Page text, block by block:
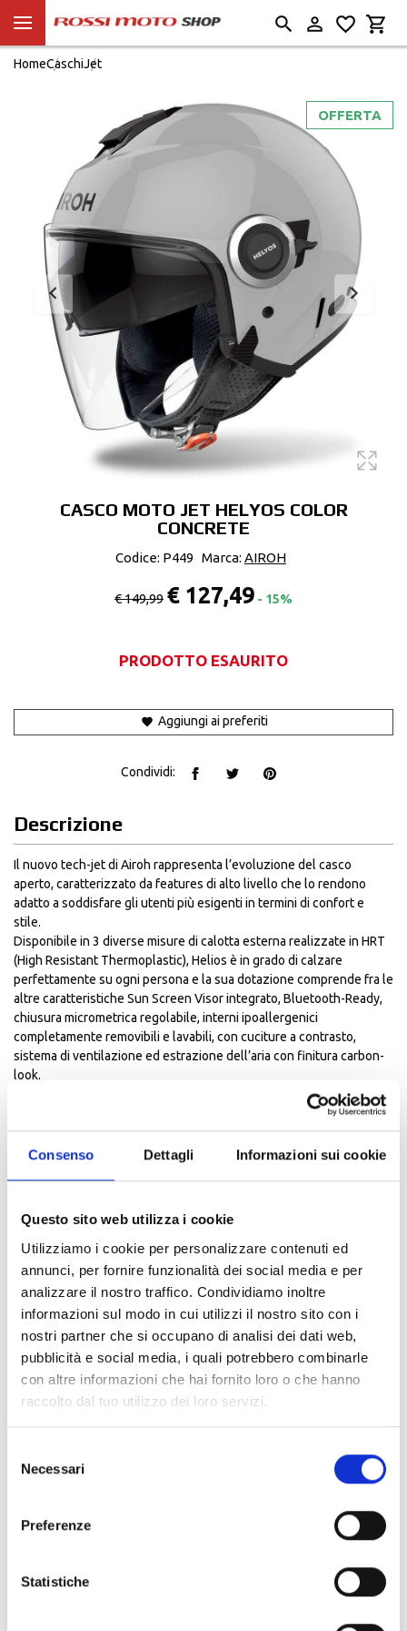
Consenso Dettagli Informazioni sui cookie
Questo sito web utilizza i cookie
Utilizziamo i cookie per personalizzare contenuti ed
annunci, per fornire funzionalità dei social media e per
analizzare il nostro traffico. Condividiamo inoltre
informazioni sul modo in cui utilizzi il nostro sito con i
nostri partner che si occupano di analisi dei dati web,
pubblicità e social media, i quali potrebbero combinarle
con altre informazioni che hai fornito loro o che hanno
raccolto dal tuo utilizzo dei loro servizi.
delNecessari
Preferenze
Statistiche
HomeCaschiJet
OFFERTA
CASCO MOTO JET HELYOS COLOR
CONCRETE
Codice: P449 Marca: AIROH
€ 149,99 € 127,49 - 15%
PRODOTTO ESAURITO
Aggiungi ai preferiti
Condividi:
Descrizione
Il nuovo tech-jet di Airoh rappresenta l’evoluzione del casco
aperto, caratterizzato da features di alto livello che lo rendono
adatto a soddisfare gli utenti più esigenti in termini di confort e
stile.
Disponibile in 3 diverse misure di calotta esterna realizzate in HRT
(High Resistant Thermoplastic), Helios è in grado di calzare
perfettamente su ogni persona e la sua dotazione comprende fra le
altre caratteristiche Sun Screen Visor integrato, Bluetooth-Ready,
chiusura micrometrica regolabile, interni ipoallergenici
completamente removibili e lavabili, con cuciture a contrasto,
sistema di ventilazione ed estrazione dell’aria con finitura carbon-
look.
Innovativo il Custom kit incluso della confezione che permette di
utilizzare Helios senza visiera, per un look modern classic.
Caratteristiche:
Capace di adattarsi a diverse conformità craniche.
THERMOPLASTIC HRT
WEIGHT
From 1250 g ±50 g
3 SHELLS:
1° | XS – S – M sport
3° | XL – XXL